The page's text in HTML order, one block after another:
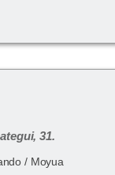
31.
/ Moyua